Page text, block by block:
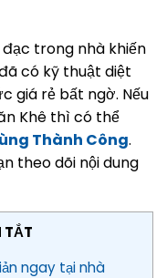
trong nhà khiến
có kỹ thuật diệt
giá rẻ bất ngờ. Nếu
Khê thì có thể
Thành Công.
theo dõi nội dung
TẮT
ngay tại nhà